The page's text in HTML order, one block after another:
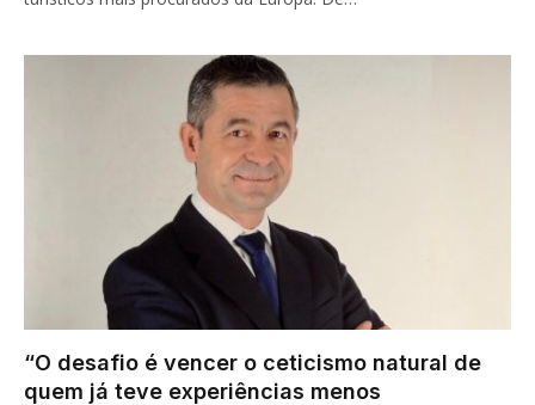
“O desafio é vencer o ceticismo natural de
quem já teve experiências menos